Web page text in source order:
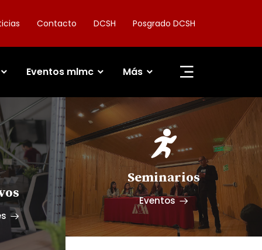
Contacto DCSH Posgrado DCSH
Eventos mlmc Más
Seminarios
Eventos